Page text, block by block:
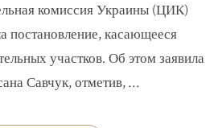
комиссия Украины (ЦИК)
постановление, касающееся
участков. Об этом заявила
Савчук, отметив, …